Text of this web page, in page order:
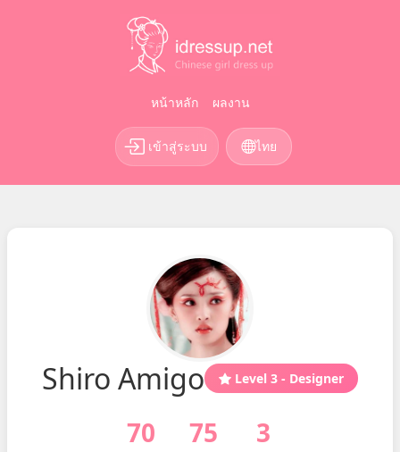
หน้าหลัก ผลงาน
เข้าสู่ระบบ ไทย
Shiro Amigo Level 3 - Designer
70 75 3